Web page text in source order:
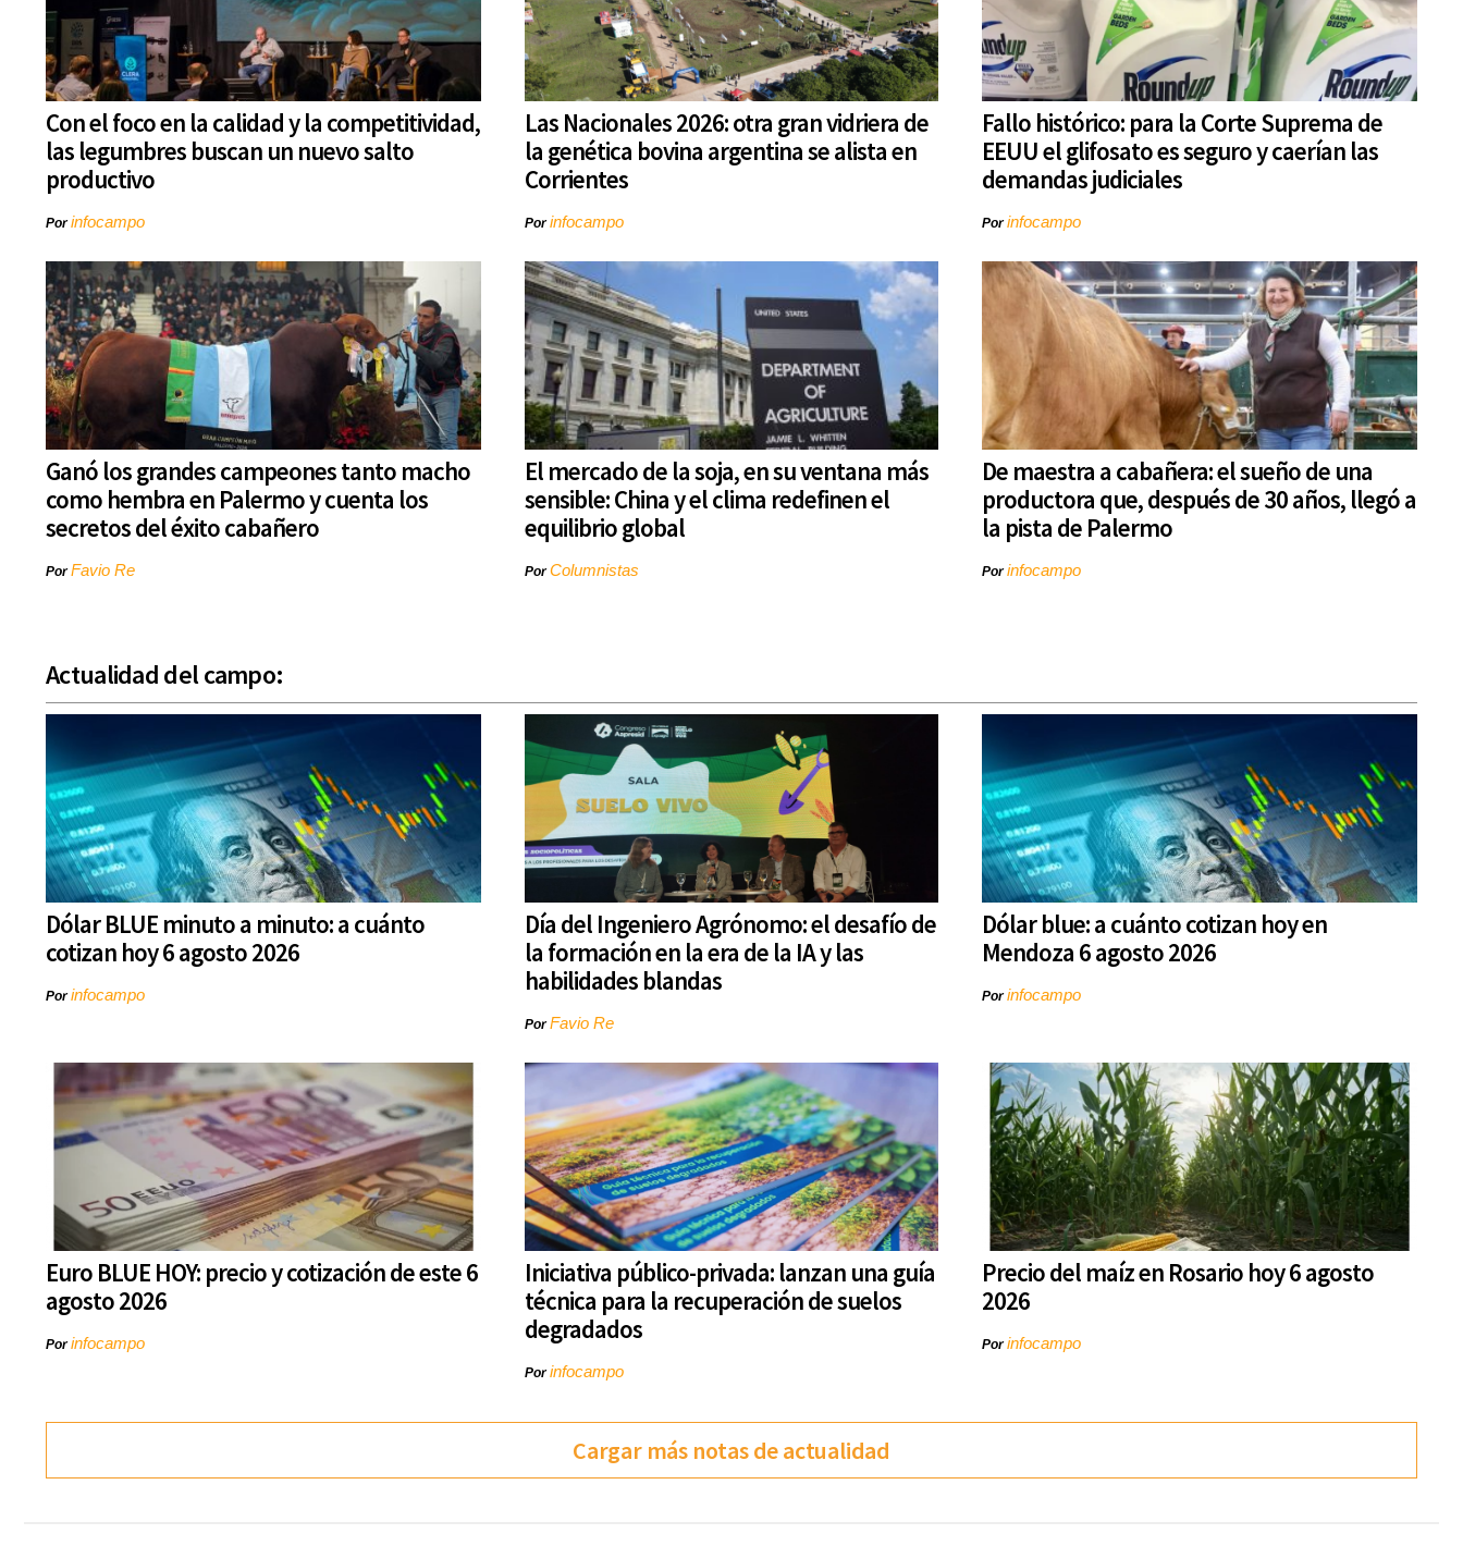
Con el foco en la calidad y la competitividad,
las legumbres buscan un nuevo salto
productivo
Porinfocampo
Las Nacionales 2026: otra gran vidriera de
la genética bovina argentina se alista en
Corrientes
Porinfocampo
Fallo histórico: para la Corte Suprema de
EEUU el glifosato es seguro y caerían las
demandas judiciales
Porinfocampo
Ganó los grandes campeones tanto macho
como hembra en Palermo y cuenta los
secretos del éxito cabañero
PorFavio Re
El mercado de la soja, en su ventana más
sensible: China y el clima redefinen el
equilibrio global
PorColumnistas
De maestra a cabañera: el sueño de una
productora que, después de 30 años, llegó a
la pista de Palermo
Porinfocampo
Actualidad del campo:
Dólar BLUE minuto a minuto: a cuánto
cotizan hoy 6 agosto 2026
Porinfocampo
Día del Ingeniero Agrónomo: el desafío de
la formación en la era de la IA y las
habilidades blandas
PorFavio Re
Dólar blue: a cuánto cotizan hoy en
Mendoza 6 agosto 2026
Porinfocampo
Euro BLUE HOY: precio y cotización de este 6
agosto 2026
Porinfocampo
Iniciativa público-privada: lanzan una guía
técnica para la recuperación de suelos
degradados
Porinfocampo
Precio del maíz en Rosario hoy 6 agosto
2026
Porinfocampo
Cargar más notas de actualidad